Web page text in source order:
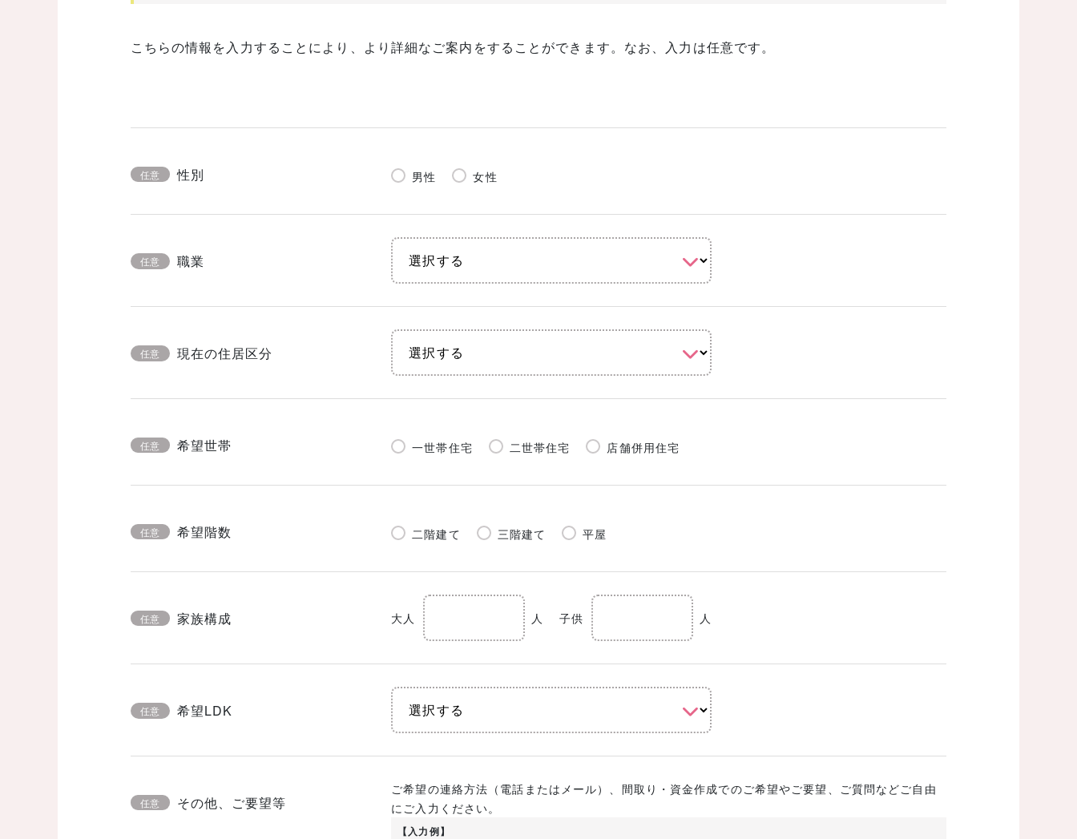
こちらの情報を入力することにより、より詳細なご案内をすることができます。なお、入力は任意です。
任意 性別 男性 女性
任意 職業
任意 現在の住居区分
任意 希望世帯 一世帯住宅 二世帯住宅 店舗併用住宅
任意 希望階数 二階建て 三階建て 平屋
任意 家族構成 大人 人 子供 人
任意 希望LDK
任意 その他、ご要望等
ご希望の連絡方法（電話またはメール）、間取り・資金作成でのご希望やご要望、ご質問などご自由
にご入力ください。
【入力例】